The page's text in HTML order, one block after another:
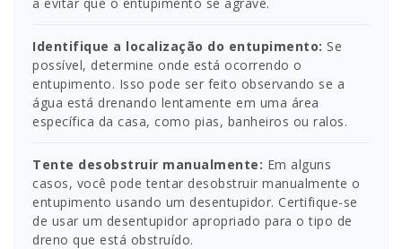
Identifique a localização do entupimento: Se
possível, determine onde está ocorrendo o
entupimento. Isso pode ser feito observando se a
água está drenando lentamente em uma área
específica da casa, como pias, banheiros ou ralos.
Tente desobstruir manualmente: Em alguns
casos, você pode tentar desobstruir manualmente o
entupimento usando um desentupidor. Certifique-se
de usar um desentupidor apropriado para o tipo de
dreno que está obstruído.